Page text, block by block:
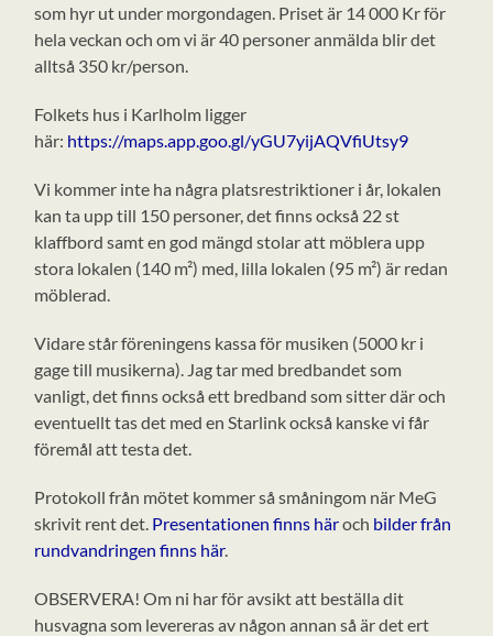
som hyr ut under morgondagen. Priset är 14 000 Kr för
hela veckan och om vi är 40 personer anmälda blir det
alltså 350 kr/person.
Folkets hus i Karlholm ligger
här: https://maps.app.goo.gl/yGU7yijAQVfiUtsy9
Vi kommer inte ha några platsrestriktioner i år, lokalen
kan ta upp till 150 personer, det finns också 22 st
klaffbord samt en god mängd stolar att möblera upp
stora lokalen (140 m²) med, lilla lokalen (95 m²) är redan
möblerad.
Vidare står föreningens kassa för musiken (5000 kr i
gage till musikerna). Jag tar med bredbandet som
vanligt, det finns också ett bredband som sitter där och
eventuellt tas det med en Starlink också kanske vi får
föremål att testa det.
Protokoll från mötet kommer så småningom när MeG
skrivit rent det. Presentationen finns häroch bilder från
rundvandringen finns här.
OBSERVERA! Om ni har för avsikt att beställa dit
husvagna som levereras av någon annan så är det ert